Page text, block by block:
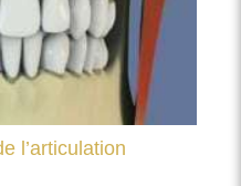
l’articulation